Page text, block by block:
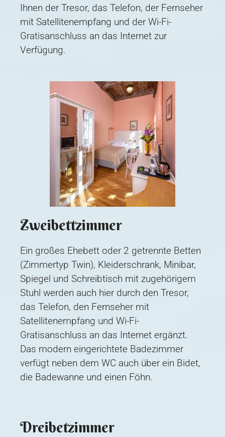
Ihnen der Tresor, das Telefon, der Fernseher
mit Satellitenempfang und der Wi-Fi-
Gratisanschluss an das Internet zur
Verfügung.
Zweibettzimmer
Ein großes Ehebett oder 2 getrennte Betten
(Zimmertyp Twin), Kleiderschrank, Minibar,
Spiegel und Schreibtisch mit zugehörigem
Stuhl werden auch hier durch den Tresor,
das Telefon, den Fernseher mit
Satellitenempfang und Wi-Fi-
Gratisanschluss an das Internet ergänzt.
Das modern eingerichtete Badezimmer
verfügt neben dem WC auch über ein Bidet,
die Badewanne und einen Föhn.
Dreibetzimmer